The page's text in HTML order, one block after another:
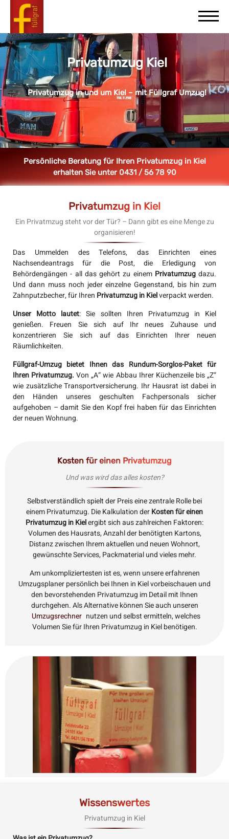
Privatumzug Kiel
Privatumzug in und um Kiel – mit Füllgraf Umzug!
Persönliche Beratung für Ihren Privatumzug in Kiel
erhalten Sie unter 0431 / 56 78 90
Privatumzug in Kiel
Ein Privatmzug steht vor der Tür? – Dann gibt es eine Menge zu
organisieren!
Das Ummelden des Telefons, das Einrichten eines
Nachsendeantrags für die Post, die Erledigung von
Behördengängen - all das gehört zu einem Privatumzugdazu.
Und dann muss noch jeder einzelne Gegenstand, bis hin zum
Zahnputzbecher, für Ihren Privatumzug in Kielverpackt werden.
Unser Motto lautet: Sie sollten Ihren Privatumzug in Kiel
genießen. Freuen Sie sich auf Ihr neues Zuhause und
konzentrieren Sie sich auf das Einrichten Ihrer neuen
Räumlichkeiten.
Füllgraf-Umzug bietet Ihnen das Rundum-Sorglos-Paket für
Ihren Privatumzug. Von „A“ wie Abbau Ihrer Küchenzeile bis „Z“
wie zusätzliche Transportversicherung. Ihr Hausrat ist dabei in
den Händen unseres geschulten Fachpersonals sicher
aufgehoben – damit Sie den Kopf frei haben für das Einrichten
der neuen Wohnung.
Kosten für einen Privatumzug
Und was wird das alles kosten?
Selbstverständlich spielt der Preis eine zentrale Rolle bei
einem Privatumzug. Die Kalkulation derKosten für einen
Privatumzug in Kielergibt sich aus zahlreichen Faktoren:
Volumen des Hausrats, Anzahl der benötigten Kartons,
Distanz zwischen Ihrem aktuellen und neuen Wohnort,
gewünschte Services, Packmaterial und vieles mehr.
Am unkompliziertesten ist es, wenn unsere erfahrenen
Umzugsplaner persönlich bei Ihnen in Kiel vorbeischauen und
den bevorstehenden Privatumzug im Detail mit Ihnen
durchgehen. Als Alternative können Sie auch unseren
Umzugsrechner nutzen und selbst ermitteln, welches
Volumen Sie für Ihren Privatumzug in Kiel benötigen.
Wissenswertes
Privatumzug in Kiel